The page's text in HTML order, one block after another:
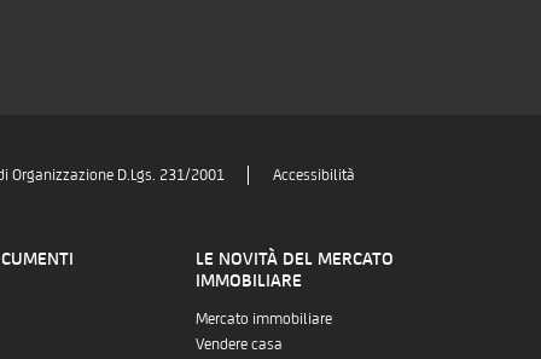
Organizzazione D.Lgs. 231/2001 Accessibilità
LE NOVITÀ DEL MERCATO
IMMOBILIARE
Mercato immobiliare
Vendere casa